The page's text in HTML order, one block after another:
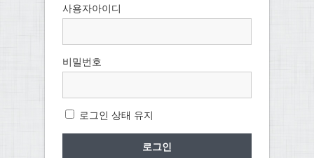
사용자아이디
비밀번호
로그인 상태 유지